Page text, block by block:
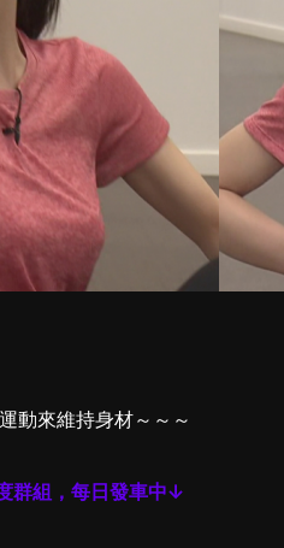
動來維持身材～～～
群組，每日發車中↓